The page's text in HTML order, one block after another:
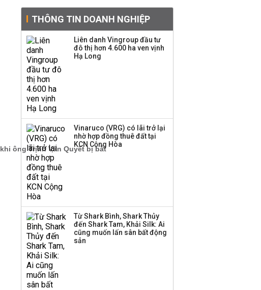
triển quỹ hưu trí: Từ tiết
kiệm gia đình thành
nguồn cấp vốn dài hạn
và kinh nghiệm từ
Malaysia
Iran xem xét cấm tàu
Mỹ qua eo biển
VPBankS xin từ nhiệm
THÔNG TIN DOANH NGHIỆP
Liên danh Vingroup đầu tư
đô thị hơn 4.600 ha ven vịnh
Hạ Long
Vinaruco (VRG) có lãi trở lại
nhờ hợp đồng thuê đất tại
KCN Cộng Hòa
Từ Shark Bình, Shark Thủy
đến Shark Tam, Khải Silk: Ai
cũng muốn lấn sân bất động
sản